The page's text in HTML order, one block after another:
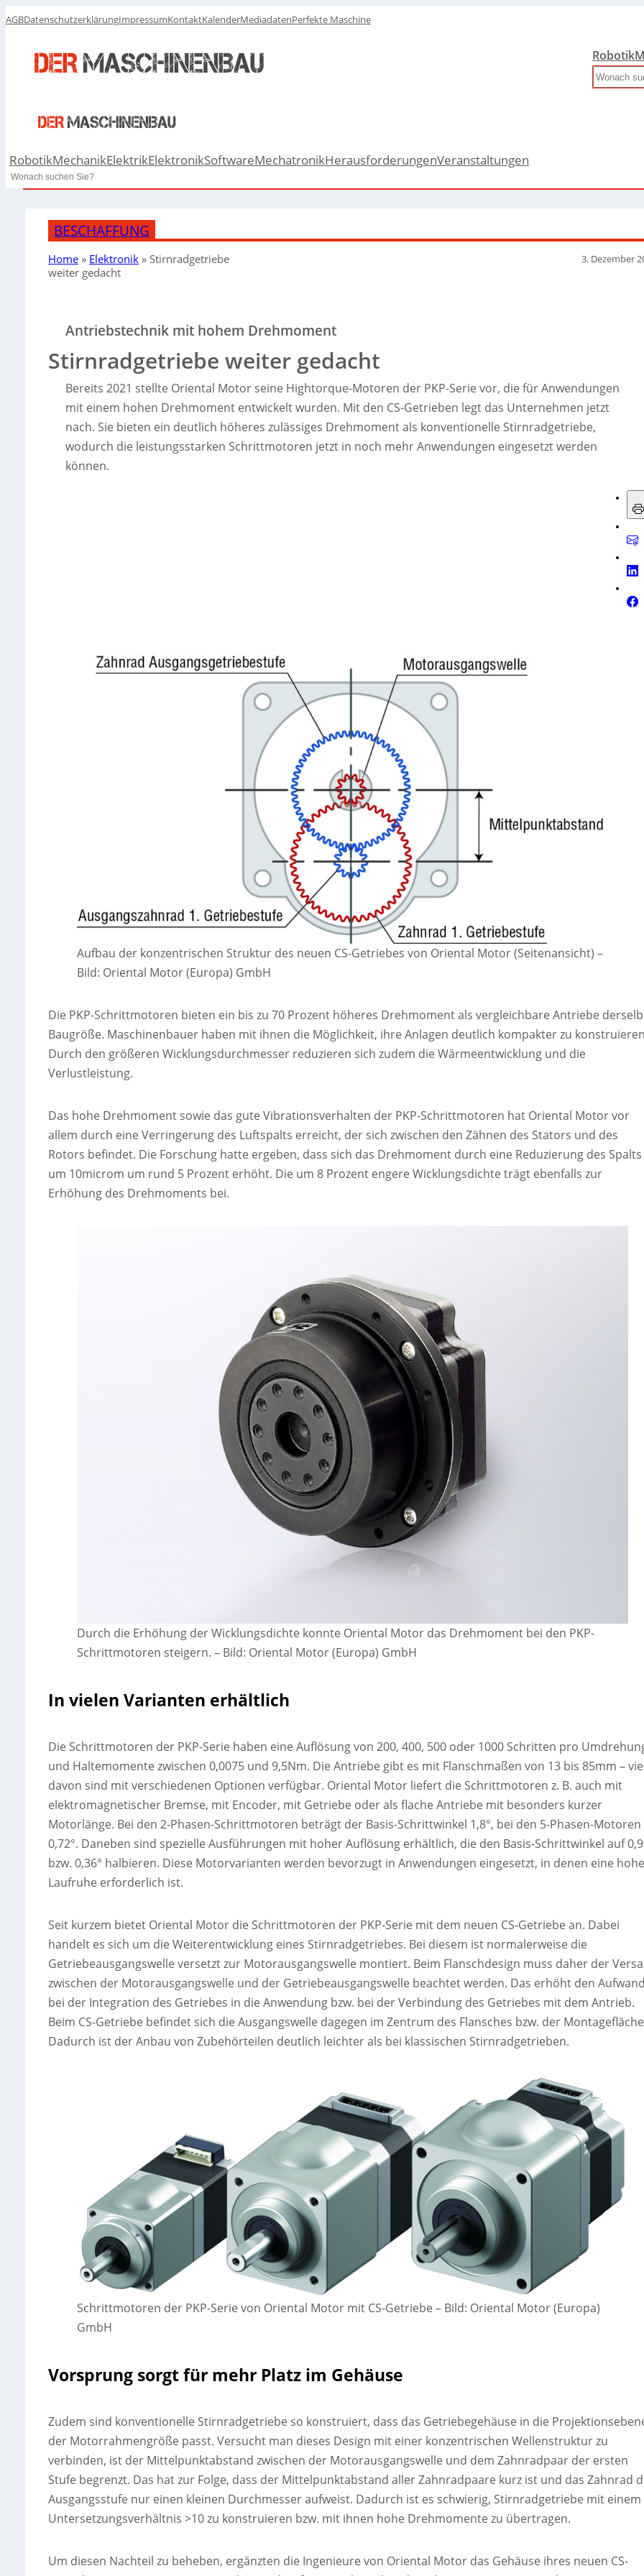
AGBDatenschutzerklärungImpressumKontaktKalenderMediadatenPerfekte Maschine
Robotik
Search
RobotikMechanikElektrikElektronikSoftwareMechatronikHerausforderungenVeranstaltungen
Search
BESCHAFFUNG
Home» Elektronik» Stirnradgetriebe
weiter gedacht
3. Dezember
Antriebstechnik mit hohem Drehmoment
Stirnradgetriebe weiter gedacht
Bereits 2021 stellte Oriental Motor seine Hightorque-Motoren der PKP-Serie vor, die für Anwendungen
mit einem hohen Drehmoment entwickelt wurden. Mit den CS-Getrieben legt das Unternehmen jetzt
nach. Sie bieten ein deutlich höheres zulässiges Drehmoment als konventionelle Stirnradgetriebe,
wodurch die leistungsstarken Schrittmotoren jetzt in noch mehr Anwendungen eingesetzt werden
können.
Aufbau der konzentrischen Struktur des neuen CS-Getriebes von Oriental Motor (Seitenansicht) –
Bild: Oriental Motor (Europa) GmbH
Die PKP-Schrittmotoren bieten ein bis zu 70 Prozent höheres Drehmoment als vergleichbare Antriebe
Baugröße. Maschinenbauer haben mit ihnen die Möglichkeit, ihre Anlagen deutlich kompakter zu
Durch den größeren Wicklungsdurchmesser reduzieren sich zudem die Wärmeentwicklung und die
Verlustleistung.
Das hohe Drehmoment sowie das gute Vibrationsverhalten der PKP-Schrittmotoren hat Oriental Motor vor
allem durch eine Verringerung des Luftspalts erreicht, der sich zwischen den Zähnen des Stators und des
Rotors befindet. Die Forschung hatte ergeben, dass sich das Drehmoment durch eine Reduzierung des Spalts
um 10microm um rund 5 Prozent erhöht. Die um 8 Prozent engere Wicklungsdichte trägt ebenfalls zur
Erhöhung des Drehmoments bei.
Durch die Erhöhung der Wicklungsdichte konnte Oriental Motor das Drehmoment bei den PKP-
Schrittmotoren steigern. – Bild: Oriental Motor (Europa) GmbH
In vielen Varianten erhältlich
Die Schrittmotoren der PKP-Serie haben eine Auflösung von 200, 400, 500 oder 1000 Schritten pro
und Haltemomente zwischen 0,0075 und 9,5Nm. Die Antriebe gibt es mit Flanschmaßen von 13 bis 85mm –
davon sind mit verschiedenen Optionen verfügbar. Oriental Motor liefert die Schrittmotoren z. B. auch mit
elektromagnetischer Bremse, mit Encoder, mit Getriebe oder als flache Antriebe mit besonders kurzer
Motorlänge. Bei den 2-Phasen-Schrittmotoren beträgt der Basis-Schrittwinkel 1,8°, bei den 5-Phasen-Motoren
0,72°. Daneben sind spezielle Ausführungen mit hoher Auflösung erhältlich, die den Basis-Schrittwinkel auf
bzw. 0,36° halbieren. Diese Motorvarianten werden bevorzugt in Anwendungen eingesetzt, in denen eine hohe
Laufruhe erforderlich ist.
Seit kurzem bietet Oriental Motor die Schrittmotoren der PKP-Serie mit dem neuen CS-Getriebe an. Dabei
handelt es sich um die Weiterentwicklung eines Stirnradgetriebes. Bei diesem ist normalerweise die
Getriebeausgangswelle versetzt zur Motorausgangswelle montiert. Beim Flanschdesign muss daher der
zwischen der Motorausgangswelle und der Getriebeausgangswelle beachtet werden. Das erhöht den Aufwand
bei der Integration des Getriebes in die Anwendung bzw. bei der Verbindung des Getriebes mit dem Antrieb.
Beim CS-Getriebe befindet sich die Ausgangswelle dagegen im Zentrum des Flansches bzw. der
Dadurch ist der Anbau von Zubehörteilen deutlich leichter als bei klassischen Stirnradgetrieben.
Schrittmotoren der PKP-Serie von Oriental Motor mit CS-Getriebe – Bild: Oriental Motor (Europa)
GmbH
Vorsprung sorgt für mehr Platz im Gehäuse
Zudem sind konventionelle Stirnradgetriebe so konstruiert, dass das Getriebegehäuse in die
der Motorrahmengröße passt. Versucht man dieses Design mit einer konzentrischen Wellenstruktur zu
verbinden, ist der Mittelpunktabstand zwischen der Motorausgangswelle und dem Zahnradpaar der ersten
Stufe begrenzt. Das hat zur Folge, dass der Mittelpunktabstand aller Zahnradpaare kurz ist und das Zahnrad
Ausgangsstufe nur einen kleinen Durchmesser aufweist. Dadurch ist es schwierig, Stirnradgetriebe mit einem
Untersetzungsverhältnis >10 zu konstruieren bzw. mit ihnen hohe Drehmomente zu übertragen.
Um diesen Nachteil zu beheben, ergänzten die Ingenieure von Oriental Motor das Gehäuse ihres neuen CS-